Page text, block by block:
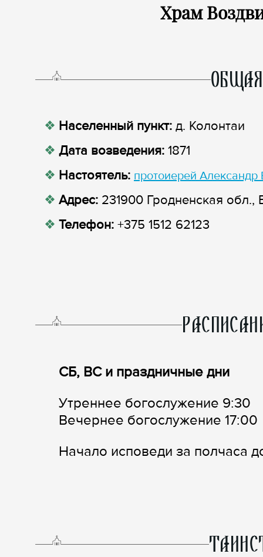
Храм
Населенный пункт: д. Колонтаи
Дата возведения: 1871
Настоятель: протоиерей Александр
Адрес: 231900 Гродненская
Телефон: +375 1512 62123
СБ, ВС и праздничные дни
Утреннее богослужение 9:30
Вечернее богослужение 17:00
Начало исповеди за полчаса